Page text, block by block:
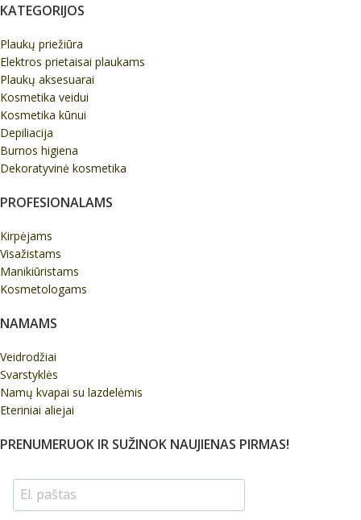
KATEGORIJOS
Plaukų priežiūra
Elektros prietaisai plaukams
Plaukų aksesuarai
Kosmetika veidui
Kosmetika kūnui
Depiliacija
Burnos higiena
Dekoratyvinė kosmetika
PROFESIONALAMS
Kirpėjams
Visažistams
Manikiūristams
Kosmetologams
NAMAMS
Veidrodžiai
Svarstyklės
Namų kvapai su lazdelėmis
Eteriniai aliejai
PRENUMERUOK IR SUŽINOK NAUJIENAS PIRMAS!